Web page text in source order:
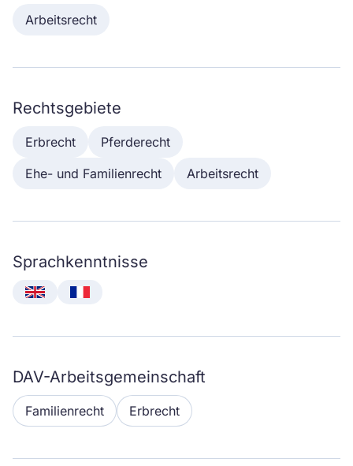
Arbeitsrecht
Rechtsgebiete
Erbrecht
Pferderecht
Ehe- und Familienrecht
Arbeitsrecht
Sprachkenntnisse
English Français
DAV-Arbeitsgemeinschaft
Familienrecht Erbrecht